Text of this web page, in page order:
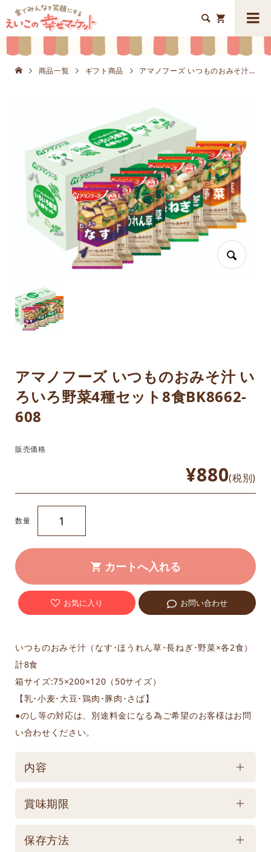


商品一覧 ギフト商品 アマノフーズ いつものおみそ汁 いろいろ野菜4種セット8食BK8662-608
アマノフーズ いつものおみそ汁 い
ろいろ野菜4種セット8食BK8662-
608
いつものおみそ汁（なす･ほうれん草･長ねぎ･野菜×各2食）
計8食
箱サイズ:75×200×120（50サイズ）
【乳･小麦･大豆･鶏肉･豚肉･さば】
●のし等の対応は、別途料金になる為ご希望のお客様はお問
い合わせください。
販売価格
¥880(税別)
数量
お気に入り お問い合わせ
内容
ケース／入数
賞味期限
賞味期限
保存方法